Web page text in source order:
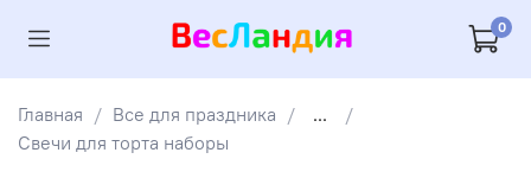
0
Главная Все для праздника
...
Свечи для торта наборы